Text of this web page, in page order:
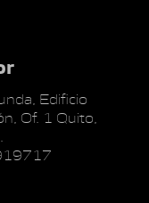
Edificio
Of. 1 Quito,